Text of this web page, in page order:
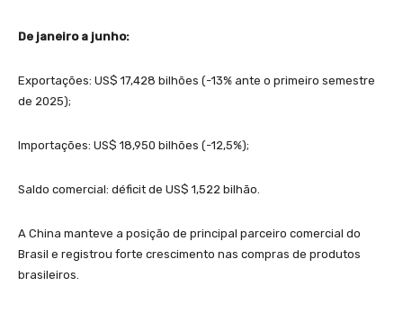
De janeiro a junho:
Exportações: US$ 17,428 bilhões (-13% ante o primeiro semestre
de 2025);
Importações: US$ 18,950 bilhões (-12,5%);
Saldo comercial: déficit de US$ 1,522 bilhão.
A China manteve a posição de principal parceiro comercial do
Brasil e registrou forte crescimento nas compras de produtos
brasileiros.